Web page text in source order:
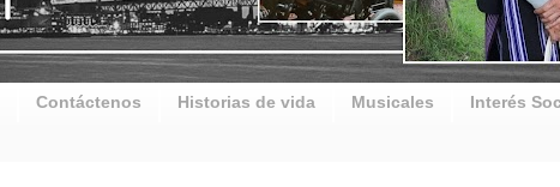
Contáctenos Historias de vida Musicales Interés